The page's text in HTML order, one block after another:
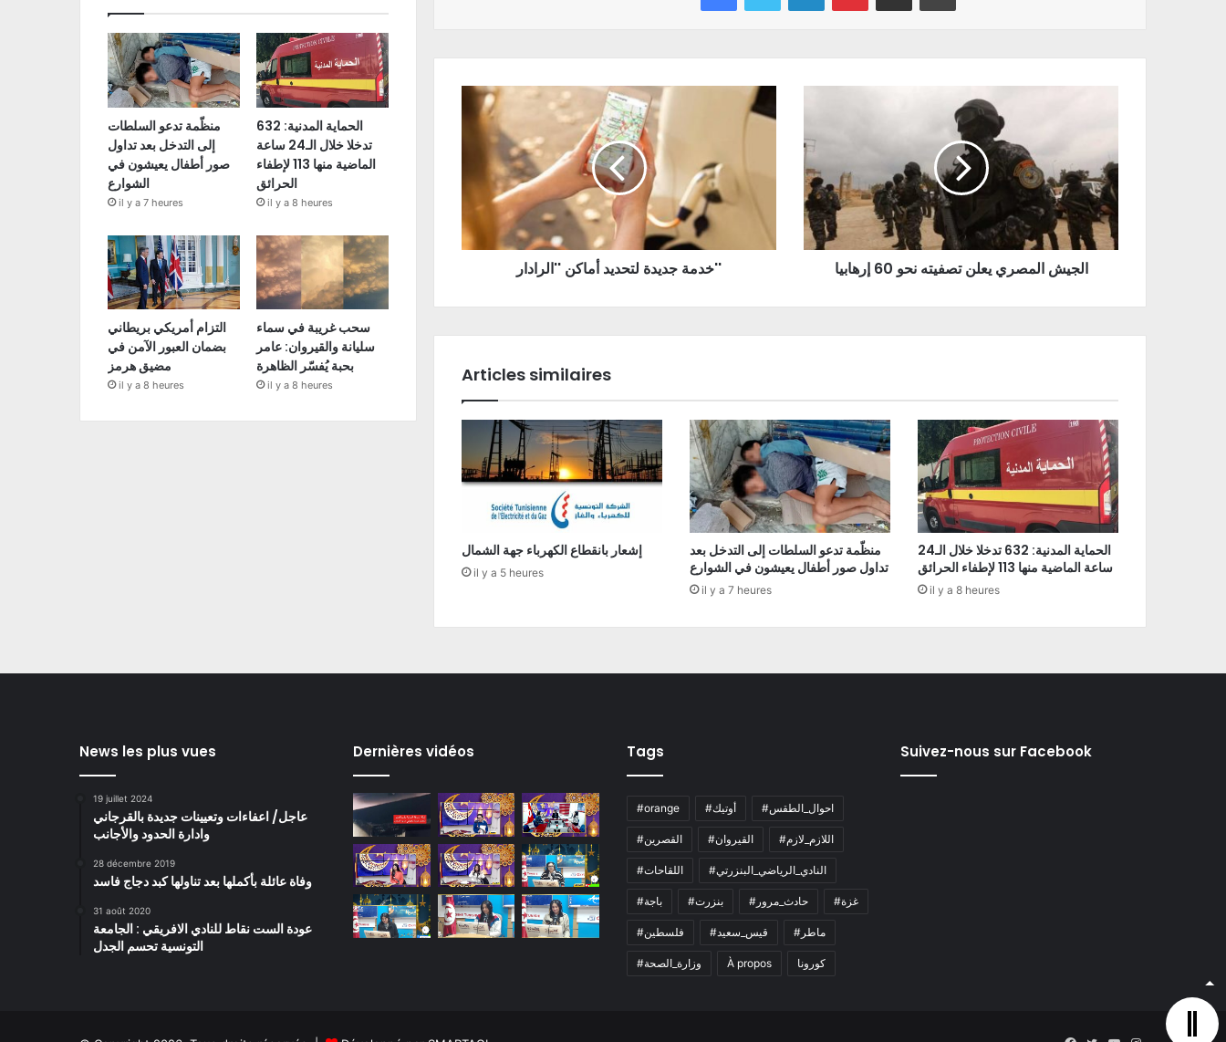
خدمة جديدة لتحديد أماكن ''الرادار'' الجيش المصري يعلن تصفيته نحو 60 إرهابيا
Articles similaires
إشعار بانقطاع الكهرباء جهة الشمال
il y a 5 heures
منظّمة تدعو السلطات إلى التدخل بعد
تداول صور أطفال يعيشون في الشوارع
il y a 7 heures
الحماية المدنية: 632 تدخلا خلال الـ24
ساعة الماضية منها 113 لإطفاء الحرائق
il y a 8 heures
منظّمة تدعو السلطات
إلى التدخل بعد تداول
صور أطفال يعيشون في
الشوارع
il y a 7 heures
الحماية المدنية: 632
تدخلا خلال الـ24 ساعة
الماضية منها 113 لإطفاء
الحرائق
il y a 8 heures
التزام أمريكي بريطاني
بضمان العبور الآمن في
مضيق هرمز
il y a 8 heures
سحب غريبة في سماء
سليانة والقيروان: عامر
بحبة يُفسّر الظاهرة
il y a 8 heures
News les plus vues
19 juillet 2024
عاجل/ اعفاءات وتعيينات جديدة بالقرجاني
وادارة الحدود والأجانب
28 décembre 2019
وفاة عائلة بأكملها بعد تناولها كبد دجاج فاسد
31 août 2020
عودة الست نقاط للنادي الافريقي : الجامعة
التونسية تحسم الجدل
Dernières vidéos Tags
#orange #أوتيك #احوال_الطقس
#القصرين #القيروان #اللازم_لازم
#اللقاحات #النادي_الرياضي_البنزرتي
#باجة #بنزرت #حادث_مرور #غزة
#فلسطين #قيس_سعيد #ماطر
#وزارة_الصحة À propos كورونا
Suivez-nous sur Facebook